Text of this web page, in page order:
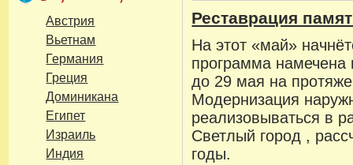
Австрия
Вьетнам
Германия
Греция
Доминикана
Египет
Израиль
Индия
Реставрация
На этот «май»
программа намечена
до 29 мая на
Модернизация
реализовываться в
Светлый город ,
годы.